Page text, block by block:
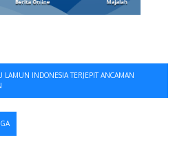
LAMUN INDONESIA TERJEPIT ANCAMAN